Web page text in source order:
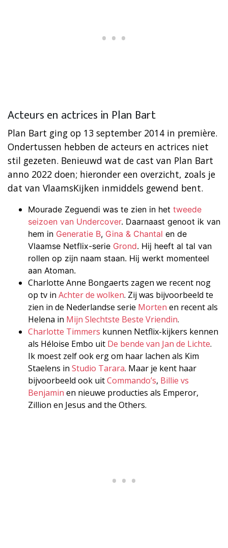
Acteurs en actrices in Plan Bart
Plan Bart ging op 13 september 2014 in première.
Ondertussen hebben de acteurs en actrices niet
stil gezeten. Benieuwd wat de cast van Plan Bart
anno 2022 doen; hieronder een overzicht, zoals je
dat van VlaamsKijken inmiddels gewend bent.
Mourade Zeguendi was te zien in het tweede
seizoen van Undercover. Daarnaast genoot ik van
hem in Generatie B, Gina & Chantal en de
Vlaamse Netflix-serie Grond. Hij heeft al tal van
rollen op zijn naam staan. Hij werkt momenteel
aan Atoman.
Charlotte Anne Bongaerts zagen we recent nog
op tv in Achter de wolken. Zij was bijvoorbeeld te
zien in de Nederlandse serie Morten en recent als
Helena in Mijn Slechtste Beste Vriendin.
Charlotte Timmers kunnen Netflix-kijkers kennen
als Héloise Embo uit De bende van Jan de Lichte.
Ik moest zelf ook erg om haar lachen als Kim
Staelens in Studio Tarara. Maar je kent haar
bijvoorbeeld ook uitCommando’s, Billie vs
Benjamin en nieuwe producties als Emperor,
Zillion en Jesus and the Others.